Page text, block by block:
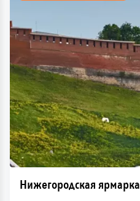
Нижегородская ярмарка